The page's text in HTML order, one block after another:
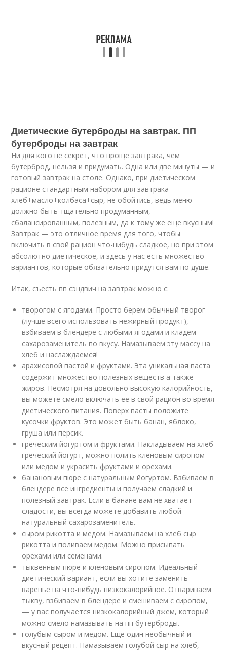
Диетические бутерброды на завтрак. ПП
бутерброды на завтрак
Ни для кого не секрет, что проще завтрака, чем
бутерброд, нельзя и придумать. Одна или две минуты — и
готовый завтрак на столе. Однако, при диетическом
рационе стандартным набором для завтрака —
хлеб+масло+колбаса+сыр, не обойтись, ведь меню
должно быть тщательно продуманным,
сбалансированным, полезным, да к тому же еще вкусным!
Завтрак — это отличное время для того, чтобы
включить в свой рацион что-нибудь сладкое, но при этом
абсолютно диетическое, и здесь у нас есть множество
вариантов, которые обязательно придутся вам по душе.
Итак, съесть пп сэндвич на завтрак можно с:
творогом с ягодами. Просто берем обычный творог
(лучше всего использовать нежирный продукт),
взбиваем в блендере с любыми ягодами и кладем
сахарозаменитель по вкусу. Намазываем эту массу на
хлеб и наслаждаемся!
арахисовой пастой и фруктами. Эта уникальная паста
содержит множество полезных веществ а также
жиров. Несмотря на довольно высокую калорийность,
вы можете смело включать ее в свой рацион во время
диетического питания. Поверх пасты положите
кусочки фруктов. Это может быть банан, яблоко,
груша или персик.
греческим йогуртом и фруктами. Накладываем на хлеб
греческий йогурт, можно полить кленовым сиропом
или медом и украсить фруктами и орехами.
банановым пюре с натуральным йогуртом. Взбиваем в
блендере все ингредиенты и получаем сладкий и
полезный завтрак. Если в банане вам не хватает
сладости, вы всегда можете добавить любой
натуральный сахарозаменитель.
сыром рикотта и медом. Намазываем на хлеб сыр
рикотта и поливаем медом. Можно присыпать
орехами или семенами.
тыквенным пюре и кленовым сиропом. Идеальный
диетический вариант, если вы хотите заменить
варенье на что-нибудь низкокалорийное. Отвариваем
тыкву, взбиваем в блендере и смешиваем с сиропом,
— у вас получается низкокалорийный джем, который
можно смело намазывать на пп бутерброды.
голубым сыром и медом. Еще один необычный и
вкусный рецепт. Намазываем голубой сыр на хлеб,